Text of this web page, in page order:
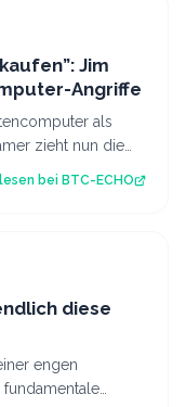
Jim
Angriffe
als
zieht nun die
bei BTC-ECHO
diese
engen
fundamentale